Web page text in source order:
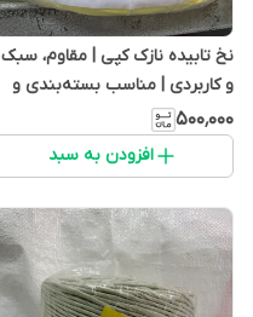
نخ تابیده نازک کپی | مقاوم، سبک
و کاربردی | مناسب بسته‌بندی و
دوخت کیسه
۵۰۰٬۰۰۰
افزودن به سبد